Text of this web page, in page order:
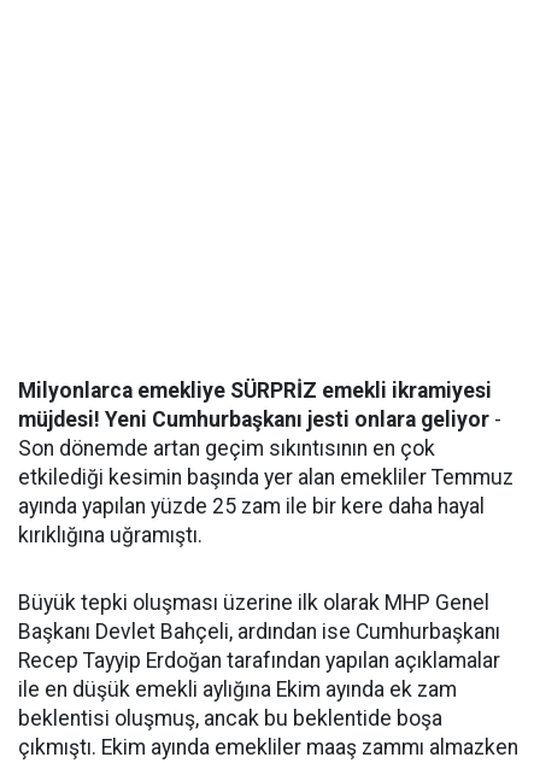
Milyonlarca emekliye SÜRPRİZ emekli ikramiyesi
müjdesi! Yeni Cumhurbaşkanı jesti onlara geliyor -
Son dönemde artan geçim sıkıntısının en çok
etkilediği kesimin başında yer alan emekliler Temmuz
ayında yapılan yüzde 25 zam ile bir kere daha hayal
kırıklığına uğramıştı.
Büyük tepki oluşması üzerine ilk olarak MHP Genel
Başkanı Devlet Bahçeli, ardından ise Cumhurbaşkanı
Recep Tayyip Erdoğan tarafından yapılan açıklamalar
ile en düşük emekli aylığına Ekim ayında ek zam
beklentisi oluşmuş, ancak bu beklentide boşa
çıkmıştı. Ekim ayında emekliler maaş zammı almazken